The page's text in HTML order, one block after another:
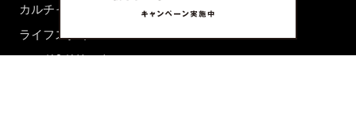
カルチャー
ライフスタイル
フード&ドリンク